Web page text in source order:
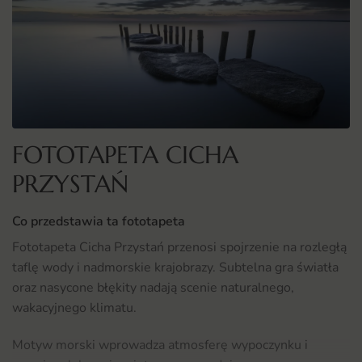
FOTOTAPETA CICHA
PRZYSTAŃ
Co przedstawia ta fototapeta
Fototapeta Cicha Przystań przenosi spojrzenie na rozległą
taflę wody i nadmorskie krajobrazy. Subtelna gra światła
oraz nasycone błękity nadają scenie naturalnego,
wakacyjnego klimatu.
Motyw morski wprowadza atmosferę wypoczynku i